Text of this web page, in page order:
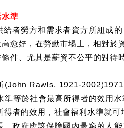
準
給者勞方和需求者資方所組成
愈好，在勞動市場上，相對於
件、尤其是薪資不公平的對待
(John Rawls, 1921-2002)1971
準等於社會最高所得者的效用水
得者的效用，社會福利水準就可
，政府應該保障國內最窮的人